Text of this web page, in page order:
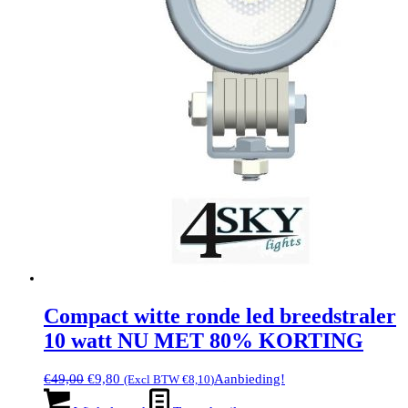
Compact witte ronde led breedstraler
10 watt NU MET 80% KORTING
€49,00 Oorspronkelijke
€9,80 Huidige
(Excl BTW €8,10)Aanbieding!